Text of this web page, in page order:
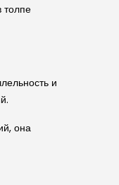
толпе
и
она